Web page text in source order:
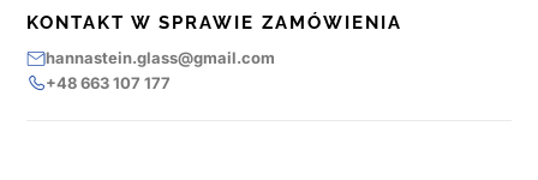
KONTAKT W SPRAWIE ZAMÓWIENIA
hannastein.glass@gmail.com
+48 663 107 177